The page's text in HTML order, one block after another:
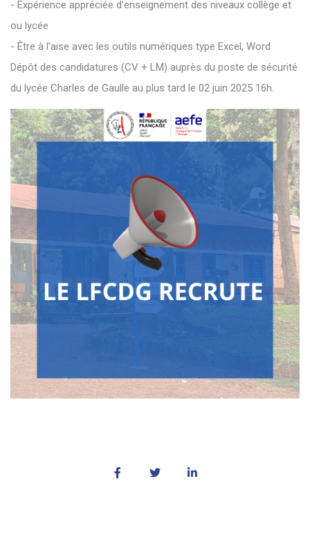
- Expérience appréciée d’enseignement des niveaux collège et
ou lycée
- Être à l’aise avec les outils numériques type Excel, Word
Dépôt des candidatures (CV + LM) auprès du poste de sécurité
du lycée Charles de Gaulle au plus tard le 02 juin 2025 16h.